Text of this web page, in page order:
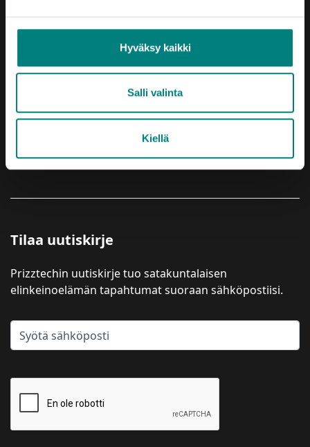
Hyväksy kaikki
Salli valinta
Kiellä
KEHITTÄMISTEEMAT
SIJOITU SATAKUNTAAN
TIETOA MEISTÄ
YRITYSPALVELUT
Tilaa uutiskirje
Prizztechin uutiskirje tuo satakuntalaisen
elinkeinoelämän tapahtumat suoraan sähköpostiisi.